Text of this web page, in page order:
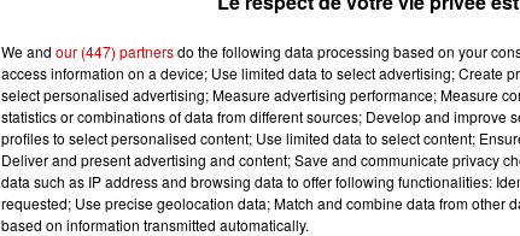
We and our (447) partnersdo the following data processing based on your
access information on a device; Use limited data to select advertising; Create
select personalised advertising; Measure advertising performance; Measure
statistics or combinations of data from different sources; Develop and improve
profiles to select personalised content; Use limited data to select content;
Deliver and present advertising and content; Save and communicate privacy
data such as IP address and browsing data to offer following functionalities:
requested; Use precise geolocation data; Match and combine data from other
based on information transmitted automatically.